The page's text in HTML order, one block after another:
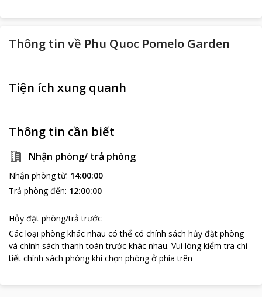
Thông tin về Phu Quoc Pomelo Garden
Tiện ích xung quanh
Thông tin cần biết
Nhận phòng/ trả phòng
Nhận phòng từ: 14:00:00
Trả phòng đến: 12:00:00
Hủy đặt phòng/trả trước
Các loại phòng khác nhau có thể có chính sách hủy đặt phòng
và chính sách thanh toán trước khác nhau. Vui lòng kiểm tra chi
tiết chính sách phòng khi chọn phòng ở phía trên